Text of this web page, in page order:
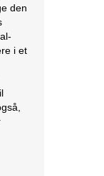
den
i et